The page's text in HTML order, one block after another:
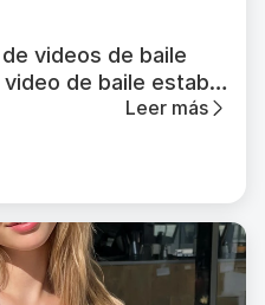
videos de baile
de baile estable
Leer más